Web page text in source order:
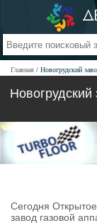
Главная Новогрудский
Сегодня
завод газовой